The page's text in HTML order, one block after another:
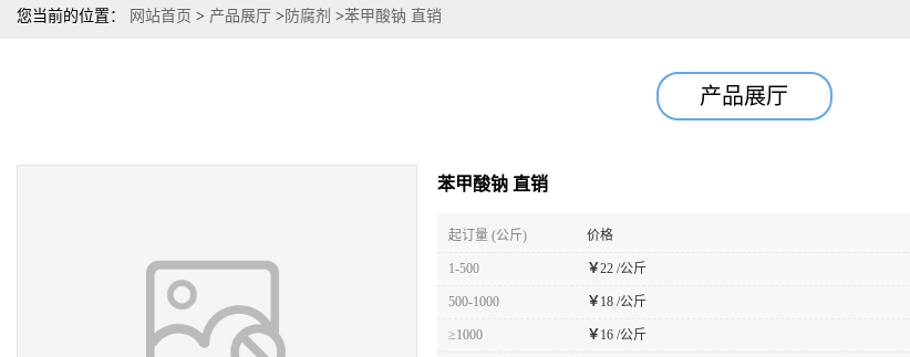
您当前的位置： 网站首页 > 产品展厅 > 防腐剂 >苯甲酸钠 直销
产品展厅
苯甲酸钠 直销
起订量 (公斤) 价格
1-500 ￥22 /公斤
500-1000 ￥ 18 /公斤
≥1000 ￥ 16 /公斤